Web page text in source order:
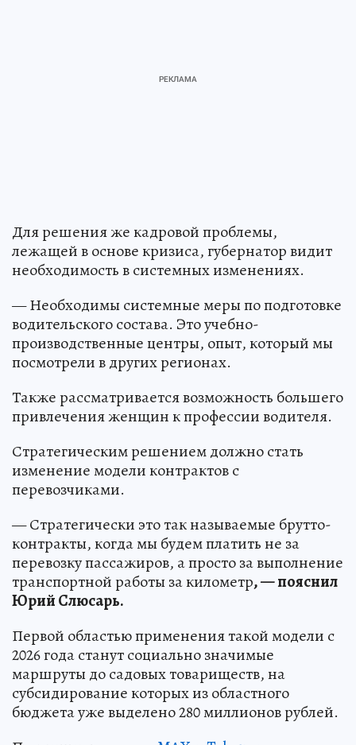
Для решения же кадровой проблемы,
лежащей в основе кризиса, губернатор видит
необходимость в системных изменениях.
— Необходимы системные меры по подготовке
водительского состава. Это учебно-
производственные центры, опыт, который мы
посмотрели в других регионах.
Также рассматривается возможность большего
привлечения женщин к профессии водителя.
Стратегическим решением должно стать
изменение модели контрактов с
перевозчиками.
— Стратегически это так называемые брутто-
контракты, когда мы будем платить не за
перевозку пассажиров, а просто за выполнение
транспортной работы за километр, — пояснил
Юрий Слюсарь.
Первой областью применения такой модели с
2026 года станут социально значимые
маршруты до садовых товариществ, на
субсидирование которых из областного
бюджета уже выделено 280 миллионов рублей.